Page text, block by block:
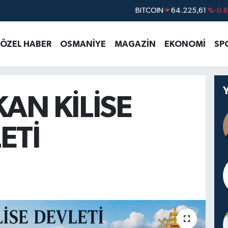
DOLAR 47,7143
STERLİN 64,2463
GRAM ALTIN 6574.81
ÖZEL HABER OSMANİYE MAGAZİN EKONOMİ
KİLİSE